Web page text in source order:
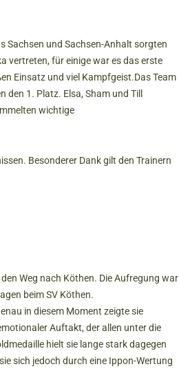
Sachsen und Sachsen-Anhalt sorgten
vertreten, für einige war es das erste
Einsatz und viel Kampfgeist.Das Team
1. Platz. Elsa, Sham und Till
wichtige
Besonderer Dank gilt den Trainern
Weg nach Köthen. Die Aufregung war
beim SV Köthen.
in diesem Moment zeigte sie
Auftakt, der allen unter die
hielt sie lange stark dagegen
sich jedoch durch eine Ippon-Wertung